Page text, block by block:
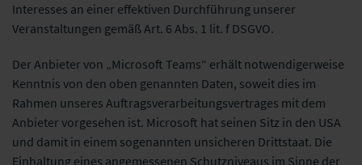
Interesses an einer effektiven Durchführung unserer
Veranstaltungen gemäß Art. 6 Abs. 1 lit. f DSGVO.
Der Anbieter von „Microsoft Teams“ erhält notwendigerweise
Kenntnis von den oben genannten Daten, soweit dies im
Rahmen unseres Auftragsverarbeitungsvertrages mit dem
Anbieter vorgesehen ist. Microsoft hat seinen Sitz in den USA
und damit in einem sogenannten unsicheren Drittstaat. Die
Einhaltung eines angemessenen Schutzniveaus im Sinne der